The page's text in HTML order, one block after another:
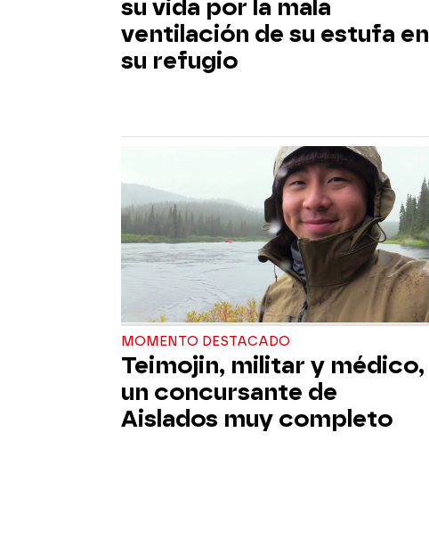
su vida por la mala
ventilación de su estufa en
su refugio
MOMENTO DESTACADO
Teimojin, militar y médico,
un concursante de
Aislados muy completo